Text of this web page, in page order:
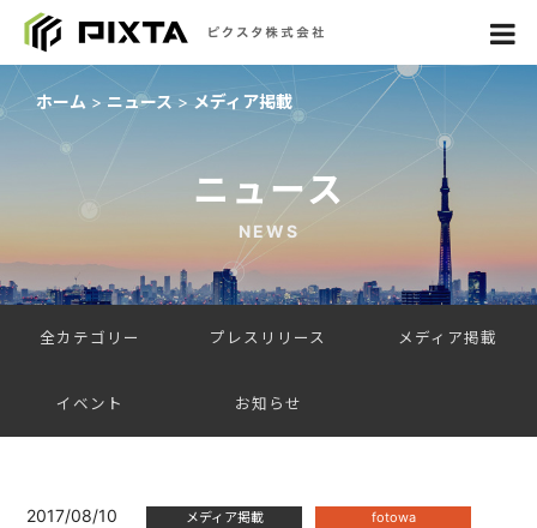
ホーム ニュース メディア掲載
ニュース
NEWS
全カテゴリー プレスリリース メディア掲載
イベント お知らせ
2017/08/10 メディア掲載 fotowa